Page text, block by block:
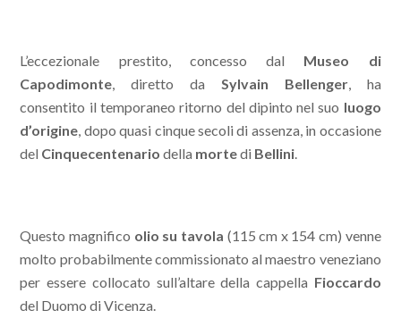
L’eccezionale prestito, concesso dal Museo di
Capodimonte, diretto da Sylvain Bellenger, ha
consentito il temporaneo ritorno del dipinto nel suo luogo
d’origine, dopo quasi cinque secoli di assenza, in occasione
del Cinquecentenario della mortedi Bellini.
Questo magnifico olio su tavola (115 cm x 154 cm) venne
molto probabilmente commissionato al maestro veneziano
per essere collocato sull’altare della cappella Fioccardo
del Duomo di Vicenza.